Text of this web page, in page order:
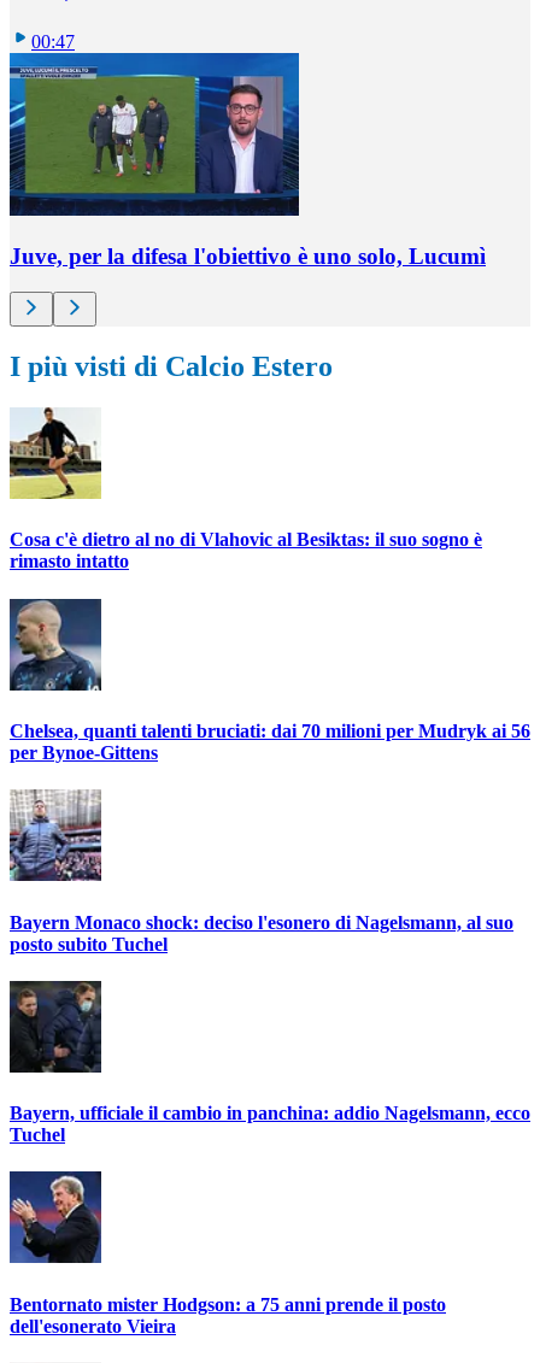
00:47
Juve, per la difesa l'obiettivo è uno solo, Lucumì
I più visti di Calcio Estero
Cosa c'è dietro al no di Vlahovic al Besiktas: il suo sogno è
rimasto intatto
Chelsea, quanti talenti bruciati: dai 70 milioni per Mudryk ai 56
per Bynoe-Gittens
Bayern Monaco shock: deciso l'esonero di Nagelsmann, al suo
posto subito Tuchel
Bayern, ufficiale il cambio in panchina: addio Nagelsmann, ecco
Tuchel
Bentornato mister Hodgson: a 75 anni prende il posto
dell'esonerato Vieira